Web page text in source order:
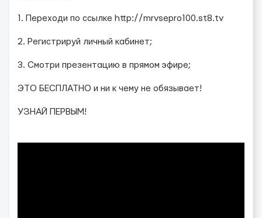
1. Переходи по ссылке http://mrvsepro100.st8.tv
2. Регистрируй личный кабинет;
3. Смотри презентацию в прямом эфире;
ЭТО БЕСПЛАТНО и ни к чему не обязывает!
УЗНАЙ ПЕРВЫМ!